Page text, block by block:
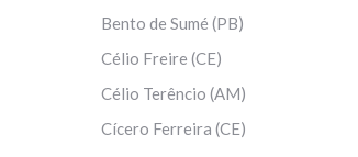
Bento de Sumé (PB)
Célio Freire (CE)
Célio Terêncio (AM)
Cícero Ferreira (CE)